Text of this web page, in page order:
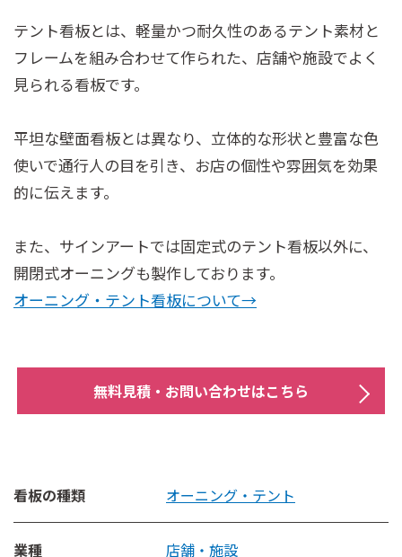
テント看板とは、軽量かつ耐久性のあるテント素材と
フレームを組み合わせて作られた、店舗や施設でよく
見られる看板です。
平坦な壁面看板とは異なり、立体的な形状と豊富な色
使いで通行人の目を引き、お店の個性や雰囲気を効果
的に伝えます。
また、サインアートでは固定式のテント看板以外に、
開閉式オーニングも製作しております。
オーニング・テント看板について→
無料見積・お問い合わせはこちら
看板の種類 オーニング・テント
業種 店舗・施設